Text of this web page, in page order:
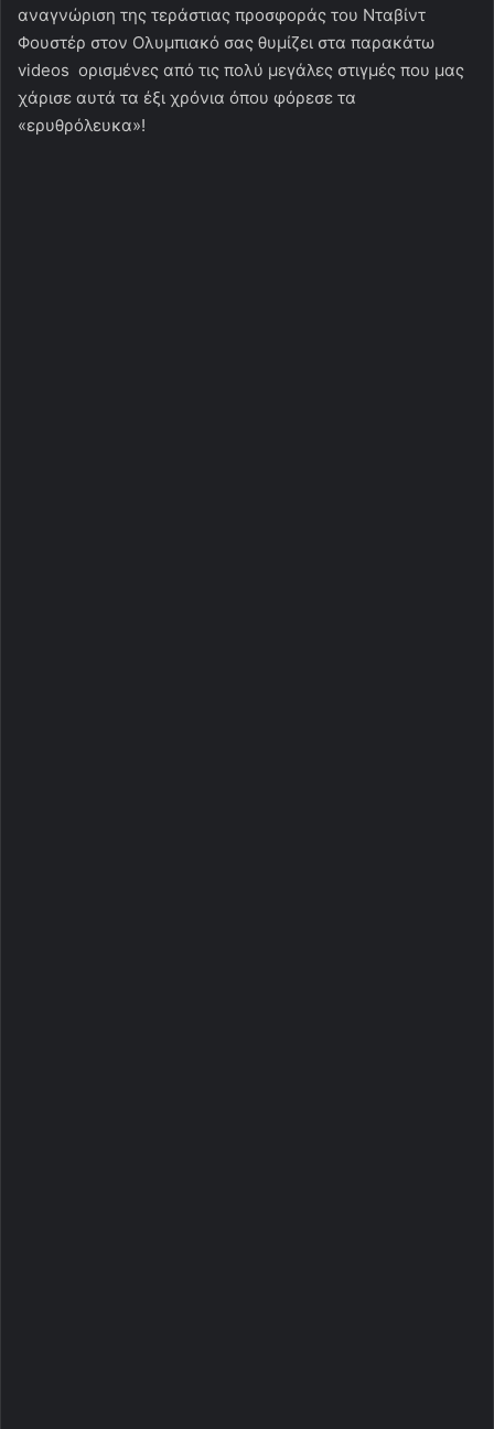
αναγνώριση της τεράστιας προσφοράς του Νταβίντ
Φουστέρ στον Ολυμπιακό σας θυμίζει στα παρακάτω
videos ορισμένες από τις πολύ μεγάλες στιγμές που μας
χάρισε αυτά τα έξι χρόνια όπου φόρεσε τα
«ερυθρόλευκα»!